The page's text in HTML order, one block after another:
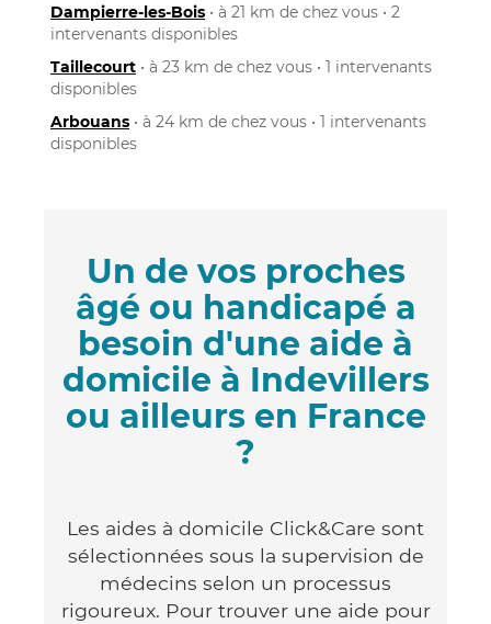
Dampierre-les-Bois • à 21 km de chez vous • 2
intervenants disponibles
Taillecourt • à 23 km de chez vous • 1 intervenants
disponibles
Arbouans • à 24 km de chez vous • 1 intervenants
disponibles
Un de vos proches
âgé ou handicapé a
besoin d'une aide à
domicile à Indevillers
ou ailleurs en France
?
Les aides à domicile Click&Care sont
sélectionnées sous la supervision de
médecins selon un processus
rigoureux. Pour trouver une aide pour